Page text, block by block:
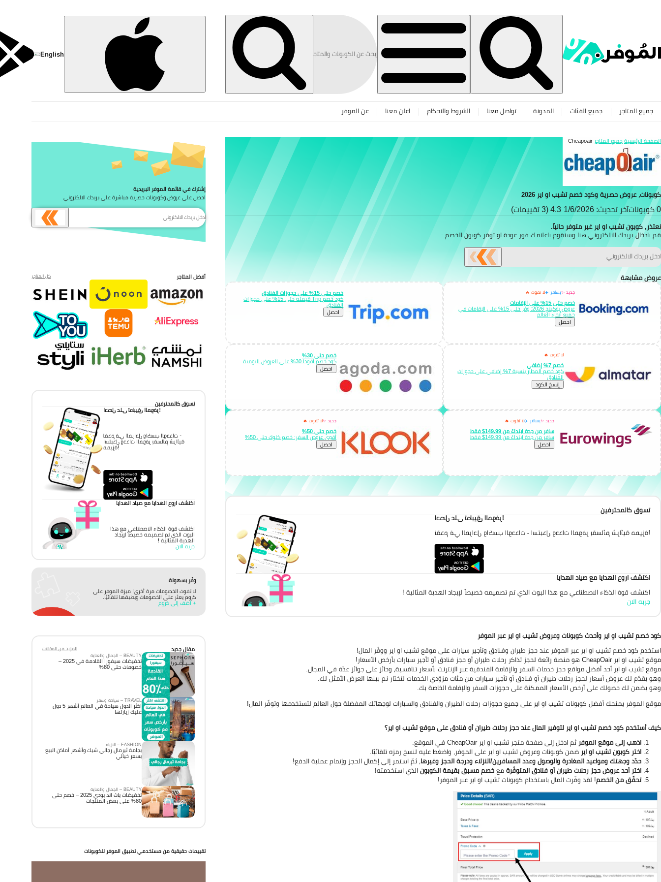
English
جميع المتاجر جميع الفئات المدونة تواصل معنا الشروط والاحكام اعلن معنا عن الموفر
كوبونات، عروض حصرية وكود خصم تشيب او اير 2026
0 كوبونات آخر تحديث: 1/6/2026 4.3 (3 تقييمات)
نعتذر, كوبون تشيب او اير غير متوفر حالياً.
قم بادخال بريدك الالكتروني هنا وسنقوم باعلامك فور عودة او توفر كوبون الخصم :
عروض مشابهة
جديد ✨يسافر ✈️لا تفوت 🔥
خصم حتى 15% على الإقامات
عروض بوكينج 2026: وفّر حتى 15% على الإقامات في
جميع أنحاء العالم
احصل
خصم حتى 15% على حجوزات الفنادق
كود خصم Trip قيمته حتى 15% على حجوزات
الفنادق
احصل
لا تفوت 🔥
خصم 7% إضافي
كود خصم المطار بنسبة 7% إضافي على حجوزات
الفنادق
إِنسخ الكود
خصم حتى 30%
كود خصم اقودا 30% على العروض اليومية
احصل
جديد ✨يسافر ✈️لا تفوت 🔥
سافر من جدة ابتداءً من 149.99$ فقط
سافر من جدة ابتداءً من 149.99$ فقط
احصل
جديد ✨لا تفوت 🔥
خصم حتى 50%
أقوى عروض السفر: خصم كلوك حتى 50%
احصل
الصفحة الرئيسيةجميع المتاجر Cheapoair
تسوق كالمحترفين
احصل على تطبيق الموفر!
تقدم في المراحل واكسب الوحدات - استبدل وحدات الموفر بقسائم شرائية مميزة!
اكتشف اروع الهدايا مع صياد الهدايا
اكتشف قوة الذكاء الاصطناعي مع هذا البوت الذي تم تصميمه خصيصاً لإيجاد الهدية المثالية !
جربه الان
كود خصم تشيب او اير وأحدث كوبونات وعروض تشيب او اير عبر الموفر
استخدم كود خصم تشيب او اير عبر الموفر عند حجز طيران وفنادق وتأجير سيارات على موقع تشيب او اير ووفّر المال!
موقع تشيب او اير CheapOair هو منصة رائعة لحجز تذاكر رحلات طيران أو حجز فنادق أو تأجير سيارات بأرخص الأسعار!
موقع تشيب او اير أحد أفضل مواقع حجز خدمات السفر والإقامة الفندقية عبر الإنترنت بأسعار تنافسية، وحائز على جوائز عدّة في المجال.
وهو يقدّم لك عروض أسعار لحجز رحلات طيران أو فنادق أو تأجير سيارات من مئات مزوّدي الخدمات لتختار نم بينها العرض الأمثل لك.
وهو يضمن لك حصولك على أرخص الأسعار الممكنة على حجوزات السفر والإقامة الخاصة بك.
موقع الموفر يمنحك أفضل كوبونات تشيب او اير على جميع حجوزات رحلات الطيران والفنادق والسيارات لوجهاتك المفضلة حول العالم لتستخدمها وتوفّر المال!
كيف أستخدم كود خصم تشيب او اير لتوفير المال عند حجز رحلات طيران أو فنادق على موقع تشيب او اير؟
اذهب إلى موقع الموفر ثم ادخل إلى صفحة متجر تشيب او اير CheapOair في الموقع.
اختر كوبون تشيب او اير ضمن كوبونات وعروض تشيب او اير على الموفر، واضغط عليه لنسخ رمزه تلقائيًا.
حدّد وجهتك ومواعيد المغادرة والوصول وعدد المسافرين/النزلاء ودرجة الحجز وغيرها، ثمّ استمر إلى إكمال الحجز وإتمام عملية الدفع!
اختر أحد عروض حجز رحلات طيران أو فنادق المتوفّرةمعخصم مسبق بقيمة الكوبونالذي استخدمته!
تحقّق من الخصم! لقد وفّرت المال باستخدام كوبونات تشيب او اير عبر الموفر!
إشترك في قائمة الموفر البريدية
احصل على عروض وكوبونات حصرية مباشرة على بريدك الالكتروني
أفضل المتاجر كل المتاجر
تسوق كالمحترفين
احصل على تطبيق الموفر!
تقدم في المراحل واكسب الوحدات -
استبدل وحدات الموفر بقسائم شرائية
مميزة!
اكتشف اروع الهدايا مع صياد الهدايا
اكتشف قوة الذكاء الاصطناعي مع هذا
البوت الذي تم تصميمه خصيصاً لإيجاد
الهدية المثالية !
جربه الان
وفّر بسهولة
لا تفوت الخصومات مرة أخرى! ميزة الموفر على
كروم يعثر على الخصومات ويطبقها تلقائيًا.
+ أضف إلى كروم
مقال جديد
المزيد من المقالات
BEAUTY – الجمال والعناية
تخفيضات سيفورا القادمة في 2025 –
خصومات حتى 80%
TRAVEL – سياحة وسفر
اكثر الدول سياحة في العالم أشهر 5 دول
عليك زيارتها
FASHION – الازياء
بجامة ثيرمال رجالي شيك وأشهر أماكن البيع
بسعر خيالي
BEAUTY – الجمال والعناية
تخفيضات باث اند بودي 2025 – خصم حتى
80% على بعض المنتجات
تقييمات حقيقية من مستخدمي تطبيق الموفر للكوبونات